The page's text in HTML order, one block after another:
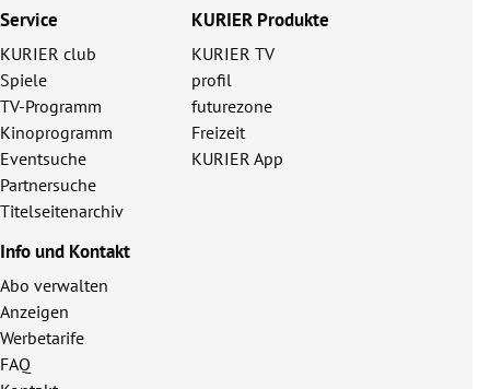
Service
KURIER club
Spiele
TV-Programm
Kinoprogramm
Eventsuche
Partnersuche
Titelseitenarchiv
KURIER Produkte
KURIER TV
profil
futurezone
Freizeit
KURIER App
Info und Kontakt
Abo verwalten
Anzeigen
Werbetarife
FAQ